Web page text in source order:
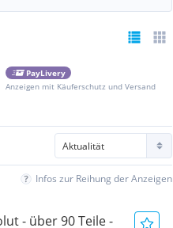
PayLivery
Anzeigen mit Käuferschutz und Versand
Infos zur Reihung der Anzeigen
- über 90 Teile -